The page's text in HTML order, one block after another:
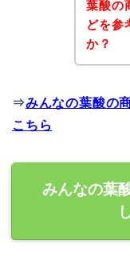
葉酸の
どを参
か？
⇒みんなの葉酸の
こちら
みんなの葉